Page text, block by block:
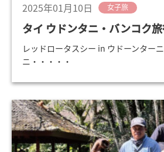
2025年01月10日 女子旅
タイ ウドンタニ・バンコク
レッドロータスシー in ウドーンター
ニ・・・・・